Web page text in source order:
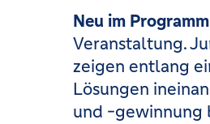
Neu im
Veranstaltung.
zeigen entlang
Lösungen
und -gewinnung